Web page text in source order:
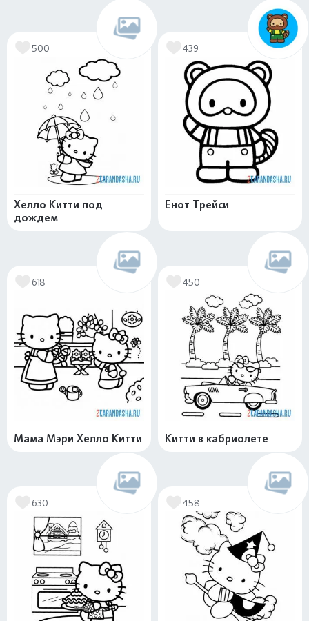
500
Хелло Китти под
дождем
439
Енот Трейси
618
Мама Мэри Хелло Китти
450
Китти в кабриолете
630 458